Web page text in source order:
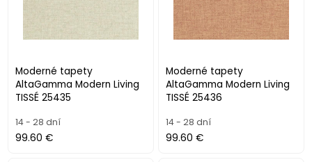
Moderné tapety
AltaGamma Modern Living
TISSÉ 25435
14 - 28 dní
99.60 €
Moderné tapety
AltaGamma Modern Living
TISSÉ 25436
14 - 28 dní
99.60 €